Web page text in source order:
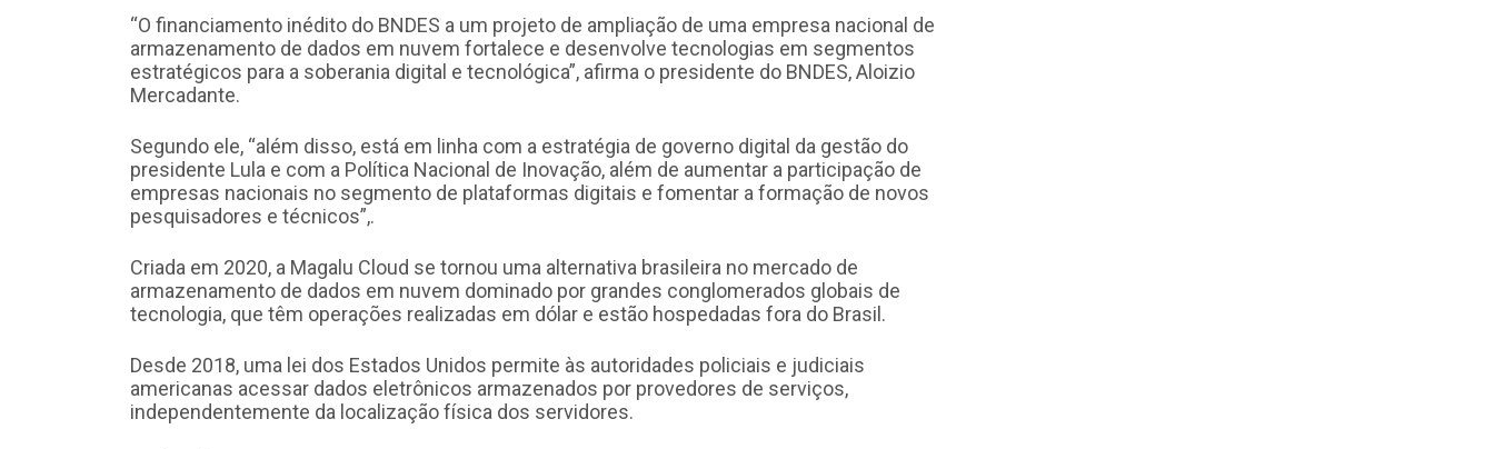
“O financiamento inédito do BNDES a um projeto de ampliação de uma empresa nacional de
armazenamento de dados em nuvem fortalece e desenvolve tecnologias em segmentos
estratégicos para a soberania digital e tecnológica”, afirma o presidente do BNDES, Aloizio
Mercadante.
Segundo ele, “além disso, está em linha com a estratégia de governo digital da gestão do
presidente Lula e com a Política Nacional de Inovação, além de aumentar a participação de
empresas nacionais no segmento de plataformas digitais e fomentar a formação de novos
pesquisadores e técnicos”,.
Criada em 2020, a Magalu Cloud se tornou uma alternativa brasileira no mercado de
armazenamento de dados em nuvem dominado por grandes conglomerados globais de
tecnologia, que têm operações realizadas em dólar e estão hospedadas fora do Brasil.
Desde 2018, uma lei dos Estados Unidos permite às autoridades policiais e judiciais
americanas acessar dados eletrônicos armazenados por provedores de serviços,
independentemente da localização física dos servidores.